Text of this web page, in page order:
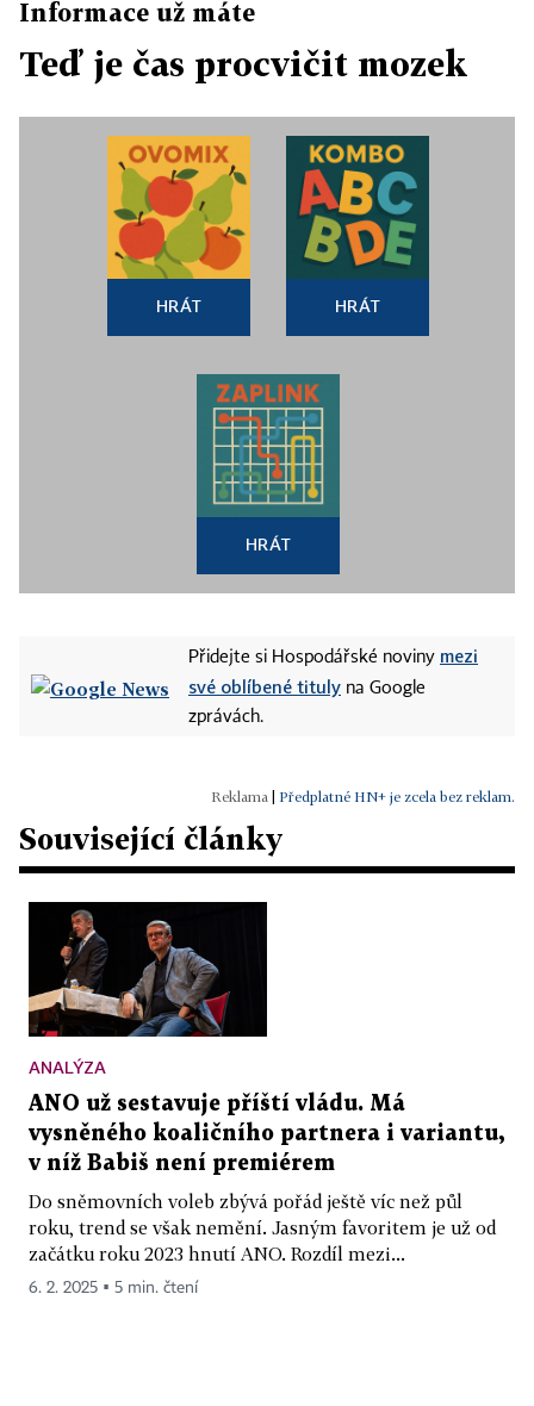
Informace už máte
Teď je čas procvičit mozek
HRÁT HRÁT
HRÁT
Přidejte si Hospodářské noviny mezi
své oblíbené tituly na Google
zprávách.
Předplatné HN+ je zcela bez reklam.
Související články
ANALÝZA
ANO už sestavuje příští vládu. Má
vysněného koaličního partnera i variantu,
v níž Babiš není premiérem
Do sněmovních voleb zbývá pořád ještě víc než půl
roku, trend se však nemění. Jasným favoritem je už od
začátku roku 2023 hnutí ANO. Rozdíl mezi...
6. 2. 2025 ▪ 5 min. čtení